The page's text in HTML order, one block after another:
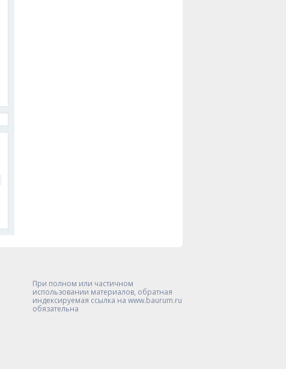
При полном или частичном
использовании материалов, обратная
индексируемая ссылка на www.baurum.ru
обязательна